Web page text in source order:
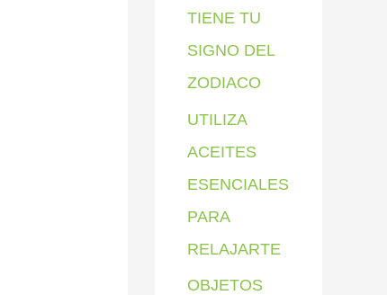
TIENE TU
SIGNO DEL
ZODIACO
UTILIZA
ACEITES
ESENCIALES
PARA
RELAJARTE
OBJETOS